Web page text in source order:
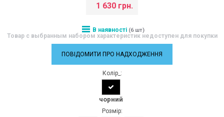
1 630 грн.
В наявності (6 шт)
Товар с выбранным набором характеристик недоступен для покупки
ПОВІДОМИТИ ПРО НАДХОДЖЕННЯ
Колір_:
чорний
Розмір: